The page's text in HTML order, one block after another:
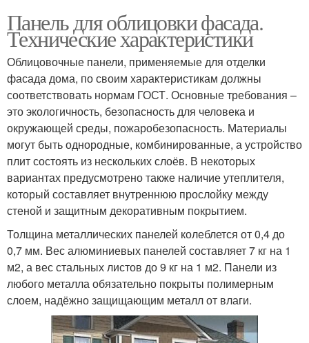
Панель для облицовки фасада.
Технические характеристики
Облицовочные панели, применяемые для отделки
фасада дома, по своим характеристикам должны
соответствовать нормам ГОСТ. Основные требования –
это экологичность, безопасность для человека и
окружающей среды, пожаробезопасность. Материалы
могут быть однородные, комбинированные, а устройство
плит состоять из нескольких слоёв. В некоторых
вариантах предусмотрено также наличие утеплителя,
который составляет внутреннюю прослойку между
стеной и защитным декоративным покрытием.
Толщина металлических панелей колеблется от 0,4 до
0,7 мм. Вес алюминиевых панелей составляет 7 кг на 1
м2, а вес стальных листов до 9 кг на 1 м2. Панели из
любого металла обязательно покрыты полимерным
слоем, надёжно защищающим металл от влаги.